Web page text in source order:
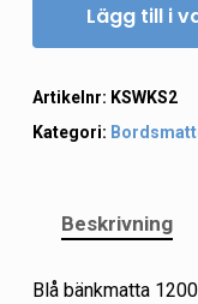
Lägg till i
Artikelnr: KSWKS2
Kategori:
Beskrivning
Blå bänkmatta